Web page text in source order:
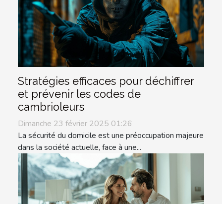
Stratégies efficaces pour déchiffrer
et prévenir les codes de
cambrioleurs
Dimanche 23 février 2025 01:26
La sécurité du domicile est une préoccupation majeure
dans la société actuelle, face à une...